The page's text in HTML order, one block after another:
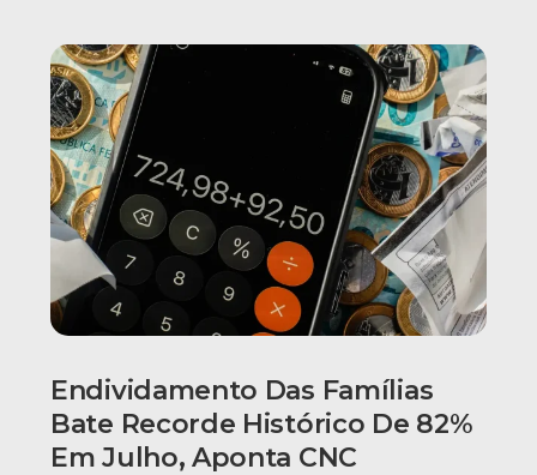
Endividamento Das Famílias
Bate Recorde Histórico De 82%
Em Julho, Aponta CNC